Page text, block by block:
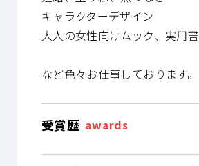
キャラクターデザイン
大人の女性向けムック、実用書
など色々お仕事しております。
受賞歴 awards